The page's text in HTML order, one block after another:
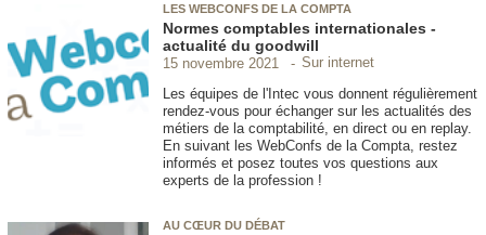
LES WEBCONFS DE LA COMPTA
Normes comptables internationales -
actualité du goodwill
15 novembre 2021
Sur internet
Les équipes de l'Intec vous donnent régulièrement
rendez-vous pour échanger sur les actualités des
métiers de la comptabilité, en direct ou en replay.
En suivant les WebConfs de la Compta, restez
informés et posez toutes vos questions aux
experts de la profession !
AU CŒUR DU DÉBAT